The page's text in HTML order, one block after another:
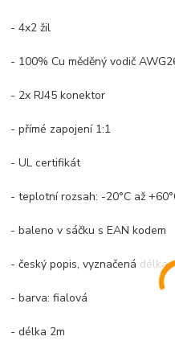
- 4x2 žil
- 100% Cu měděný vodič
- 2x RJ45 konektor
- přímé zapojení 1:1
- UL certifikát
- teplotní rozsah: -20°C až
- baleno v sáčku s EAN kodem
- český popis, vyznačená délka
- barva: fialová
- délka 2m